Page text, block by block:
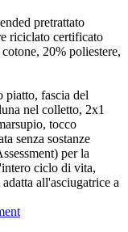
pretrattato
riciclato certificato
20% poliestere,
piatto, fascia del
nel colletto, 2x1
tocco
senza sostanze
per la
ciclo di vita,
all'asciugatrice a